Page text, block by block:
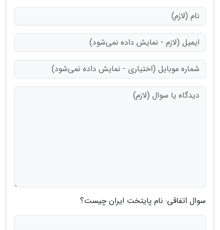
سوال اتفاقی: نام پایتخت ایران چیست؟